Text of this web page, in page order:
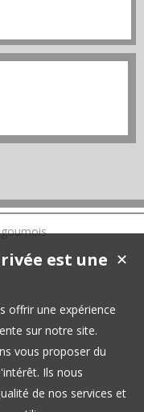
✕
est une
offrir une expérience
sur notre site.
vous proposer du
Ils nous
de nos services et